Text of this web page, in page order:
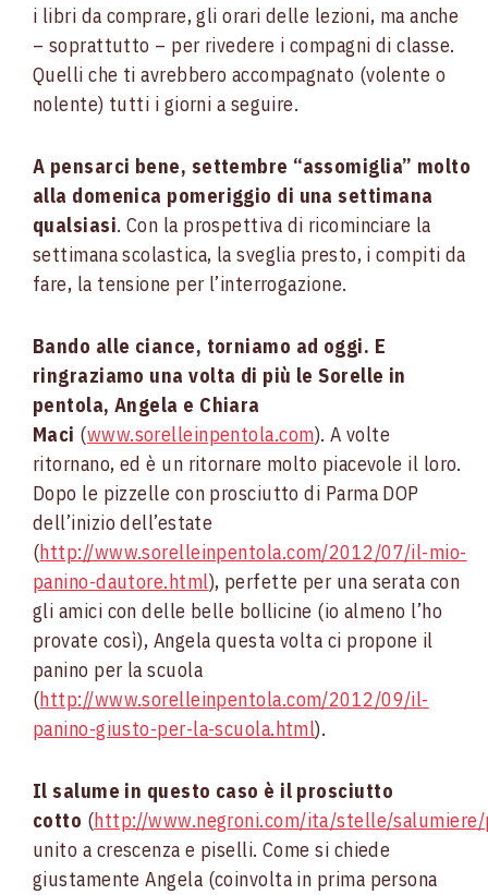
i libri da comprare, gli orari delle lezioni, ma anche
– soprattutto – per rivedere i compagni di classe.
Quelli che ti avrebbero accompagnato (volente o
nolente) tutti i giorni a seguire.
A pensarci bene, settembre “assomiglia” molto
alla domenica pomeriggio di una settimana
qualsiasi. Con la prospettiva di ricominciare la
settimana scolastica, la sveglia presto, i compiti da
fare, la tensione per l’interrogazione.
Bando alle ciance, torniamo ad oggi. E
ringraziamo una volta di più le Sorelle in
pentola, Angela e Chiara
Maci (www.sorelleinpentola.com). A volte
ritornano, ed è un ritornare molto piacevole il loro.
Dopo le pizzelle con prosciutto di Parma DOP
dell’inizio dell’estate
(http://www.sorelleinpentola.com/2012/07/il-mio-
panino-dautore.html), perfette per una serata con
gli amici con delle belle bollicine (io almeno l’ho
provate così), Angela questa volta ci propone il
panino per la scuola
(http://www.sorelleinpentola.com/2012/09/il-
panino-giusto-per-la-scuola.html).
Il salume in questo caso è il prosciutto
cotto (http://www.negroni.com/ita/stelle/
unito a crescenza e piselli. Come si chiede
giustamente Angela (coinvolta in prima persona